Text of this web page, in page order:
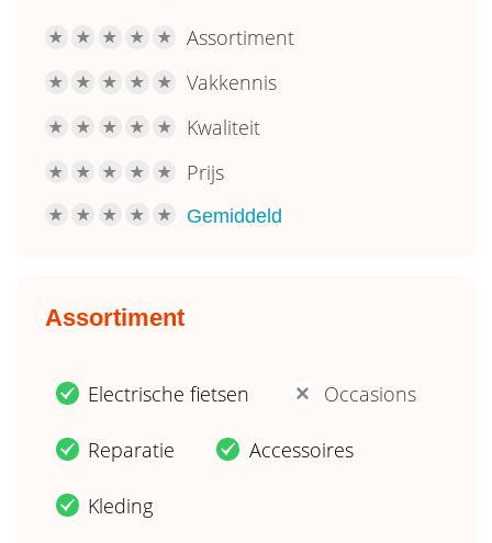
R R R R R Assortiment
R R R R R Vakkennis
R R R R R Kwaliteit
R R R R R Prijs
R R R R R Gemiddeld
Assortiment
. Electrische fietsen ' Occasions
. Reparatie . Accessoires
. Kleding